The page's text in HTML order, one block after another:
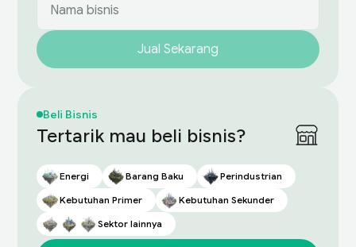
Jual Sekarang
Beli Bisnis
Tertarik mau beli bisnis?
Energi Barang Baku
Perindustrian
Kebutuhan Primer
Kebutuhan Sekunder
Sektor lainnya